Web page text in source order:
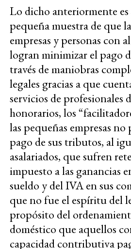
Lo dicho anteriormente
pequeña muestra de que
empresas y personas con
logran minimizar el pago
través de maniobras
legales gracias a que
servicios de profesionales
honorarios, los
las pequeñas empresas
pago de sus tributos, al
asalariados, que sufren
impuesto a las ganancias
sueldo y del IVA en sus
que no fue el espíritu del
propósito del
doméstico que aquellos
capacidad contributiva